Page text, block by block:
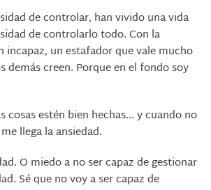
de controlar, han vivido una vida
de controlarlo todo. Con la
incapaz, un estafador que vale mucho
demás creen. Porque en el fondo soy
cosas estén bien hechas... y cuando no
llega la ansiedad.
O miedo a no ser capaz de gestionar
Sé que no voy a ser capaz de